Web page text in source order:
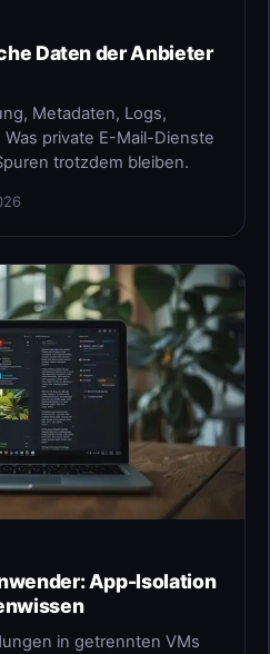
Daten der Anbieter
Metadaten, Logs,
private E-Mail-Dienste
trotzdem bleiben.
App-Isolation
in getrennten VMs